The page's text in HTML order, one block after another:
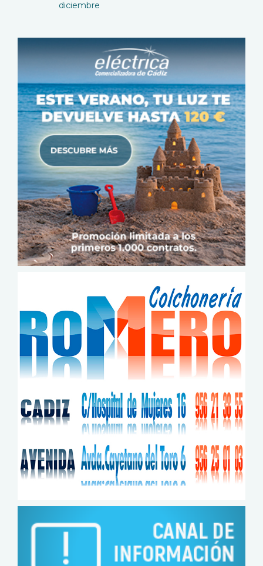
diciembre